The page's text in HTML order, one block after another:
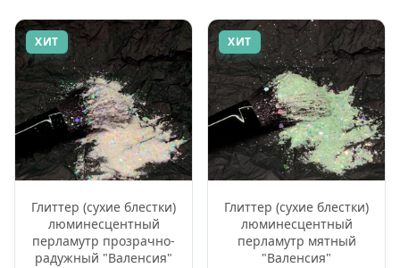
ХИТ
Глиттер (сухие блестки)
люминесцентный
перламутр прозрачно-
радужный "Валенсия"
ХИТ
Глиттер (сухие блестки)
люминесцентный
перламутр мятный
"Валенсия"